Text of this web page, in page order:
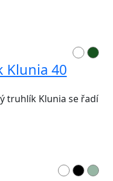
Klunia 40
truhlík Klunia se řadí